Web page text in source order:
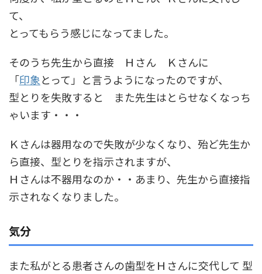
て、
とってもらう感じになってました。
そのうち先生から直接 Ｈさん Ｋさんに
「印象とって」と言うようになったのですが、
型とりを失敗すると また先生はとらせなくなっち
ゃいます・・・
Ｋさんは器用なので失敗が少なくなり、殆ど先生か
ら直接、型とりを指示されますが、
Ｈさんは不器用なのか・・あまり、先生から直接指
示されなくなりました。
気分
また私がとる患者さんの歯型をＨさんに交代して 型